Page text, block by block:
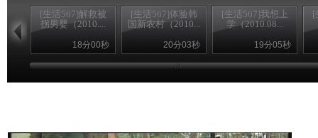
[生活567]解救被
拐男婴（2010....
18分00秒
[生活567]体验韩
国新农村（2010...
20分03秒
[生活567]我想上
学（2010.08...
19分05秒
[